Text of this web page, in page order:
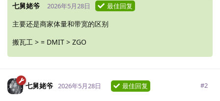
七舅姥爷 2026年5月28日 最佳回复
主要还是商家体量和带宽的区别
搬瓦工 > = DMIT > ZGO
七舅姥爷 2026年5月28日 #2
最佳回复